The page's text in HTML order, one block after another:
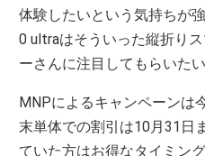
体験したいという気持ちが
0 ultraはそういった縦折り
ーさんに注目してもらいた
MNPによるキャンペーンは
末単体での割引は10月31日
ていた方はお得なタイミン